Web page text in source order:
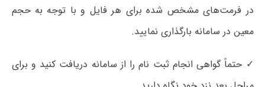
در فرمت‌های مشخص شده برای هر فایل و با توجه به حجم
معین در سامانه بارگذاری نمایید.
✓ حتماً گواهی انجام ثبت نام را از سامانه دریافت کنید و برای